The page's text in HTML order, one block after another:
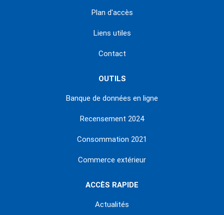
Plan d'accès
Liens utiles
Contact
OUTILS
Banque de données en ligne
Recensement 2024
Consommation 2021
Commerce extérieur
ACCÈS RAPIDE
Actualités